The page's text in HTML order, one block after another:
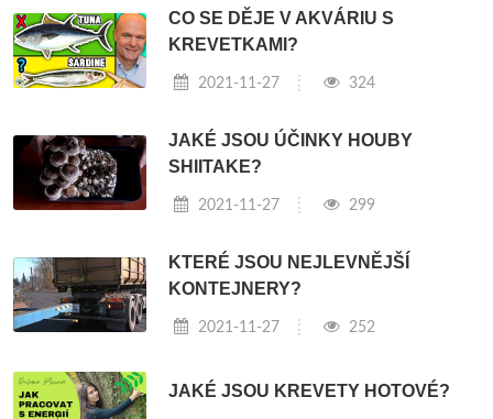
CO SE DĚJE V AKVÁRIU S
KREVETKAMI?
2021-11-27 324
JAKÉ JSOU ÚČINKY HOUBY
SHIITAKE?
2021-11-27 299
KTERÉ JSOU NEJLEVNĚJŠÍ
KONTEJNERY?
2021-11-27 252
JAKÉ JSOU KREVETY HOTOVÉ?